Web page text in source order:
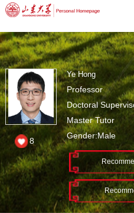
Ye Hong
Professor
Doctoral
Master Tutor
Gender:Male
8